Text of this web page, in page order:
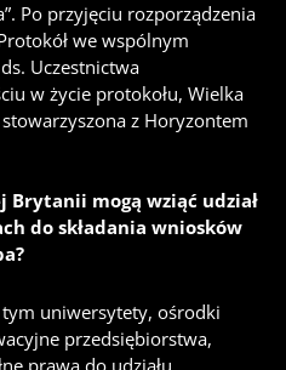
Po przyjęciu rozporządzenia
we wspólnym
Uczestnictwa
w życie protokołu, Wielka
z Horyzontem
Brytanii mogą wziąć udział
do składania wniosków
uniwersytety, ośrodki
przedsiębiorstwa,
prawa do udziału